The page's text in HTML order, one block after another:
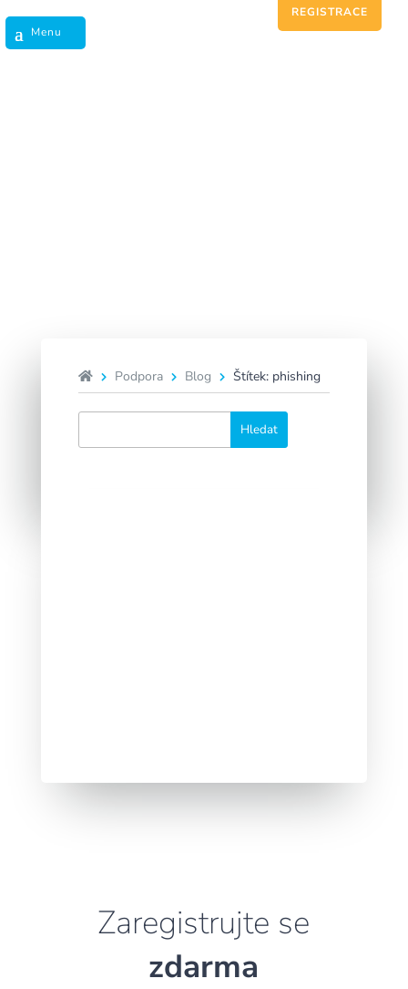
REGISTRACE
Podpora Blog Štítek: phishing
Zaregistrujte se
zdarma